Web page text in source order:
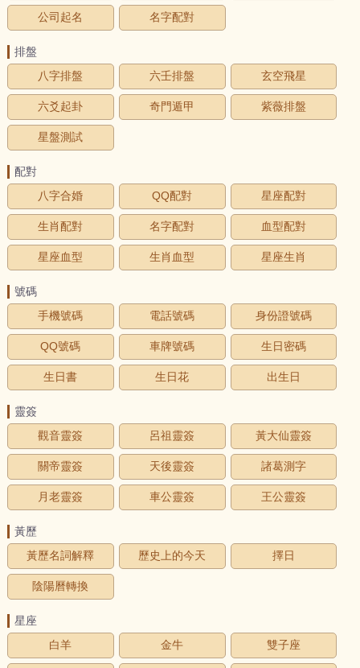
公司起名 名字配對
排盤
八字排盤
六壬排盤 玄空飛星
六爻起卦 奇門遁甲 紫薇排盤
星盤測試
配對
八字合婚
QQ配對 星座配對
生肖配對 名字配對 血型配對
星座血型 生肖血型 星座生肖
號碼
手機號碼
電話號碼 身份證號碼
QQ號碼 車牌號碼 生日密碼
生日書 生日花 出生日
靈簽
觀音靈簽
呂祖靈簽 黃大仙靈簽
關帝靈簽 天後靈簽 諸葛測字
月老靈簽 車公靈簽 王公靈簽
黃歷
黃歷名詞解釋
歷史上的今天 擇日
陰陽曆轉換
星座
白羊
金牛 雙子座